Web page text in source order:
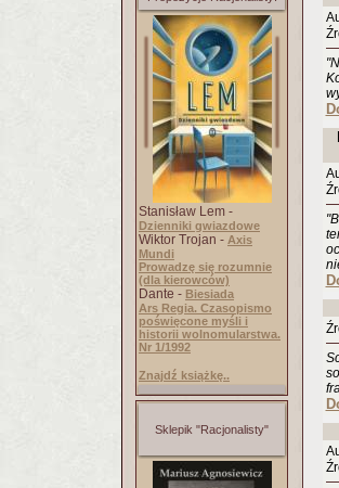
Stanisław Lem -
Dzienniki gwiazdowe
Wiktor Trojan - Axis
Mundi
Prowadzę się rozumnie
(dla kierowców)
Dante - Biesiada
Ars Regia. Czasopismo
poświęcone myśli i
historii wolnomularstwa.
Nr 1/1992
Znajdź książkę..
Sklepik "Racjonalisty"